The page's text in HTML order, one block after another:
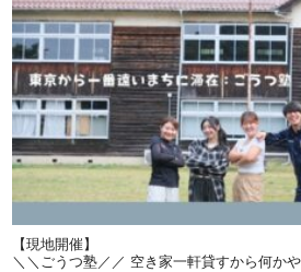
【現地開催】
＼＼ごうつ塾／／ 空き家一軒貸すから何か